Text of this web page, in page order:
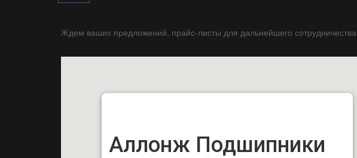
Ждем ваших предложений, прайс-листы для дальнейшего сотрудничества
Аллонж Подшипники